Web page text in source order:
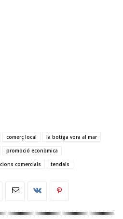
comerç local
la botiga vora al mar
promoció econòmica
comercials tendals